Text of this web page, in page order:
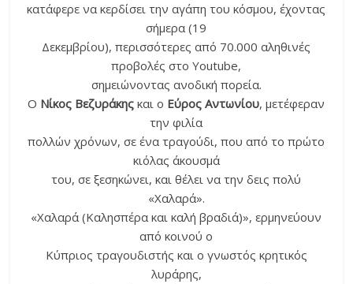
κατάφερε να κερδίσει την αγάπη του κόσμου, έχοντας
σήμερα (19
Δεκεμβρίου), περισσότερες από 70.000 αληθινές
προβολές στο Youtube,
σημειώνοντας ανοδική πορεία.
Ο Νίκος Βεζυράκης και ο Εύρος Αντωνίου, μετέφεραν
την φιλία
πολλών χρόνων, σε ένα τραγούδι, που από το πρώτο
κιόλας άκουσμά
του, σε ξεσηκώνει, και θέλει να την δεις πολύ
«Χαλαρά».
«Χαλαρά (Καλησπέρα και καλή βραδιά)», ερμηνεύουν
από κοινού ο
Κύπριος τραγουδιστής και ο γνωστός κρητικός
λυράρης,